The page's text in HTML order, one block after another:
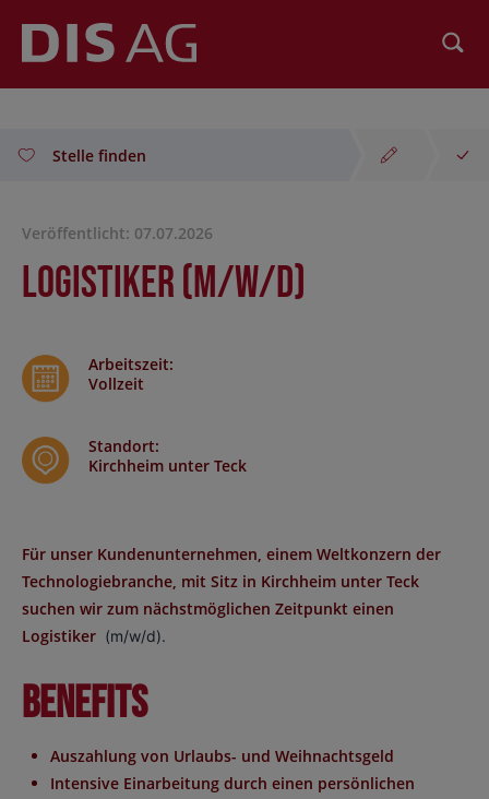
Stelle finden
Veröffentlicht: 07.07.2026
Logistiker (m/w/d)
Arbeitszeit:
Vollzeit
Standort:
Kirchheim unter Teck
Für unser Kundenunternehmen, einem Weltkonzern der
Technologiebranche, mit Sitz in Kirchheim unter Teck
suchen wir zum nächstmöglichen Zeitpunkt einen
Logistiker (m/w/d).
Benefits
Auszahlung von Urlaubs- und Weihnachtsgeld
Intensive Einarbeitung durch einen persönlichen